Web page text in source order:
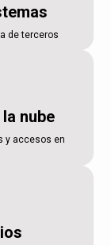
de terceros
nube
y accesos en